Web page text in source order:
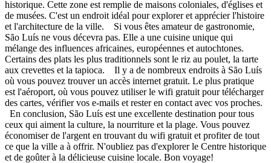
historique. Cette zone est remplie de maisons coloniales, d'églises et
de musées. C'est un endroit idéal pour explorer et apprécier l'histoire
et l'architecture de la ville. Si vous êtes amateur de gastronomie,
São Luís ne vous décevra pas. Elle a une cuisine unique qui
mélange des influences africaines, européennes et autochtones.
Certains des plats les plus traditionnels sont le riz au poulet, la tarte
aux crevettes et la tapioca. Il y a de nombreux endroits à São Luís
où vous pouvez trouver un accès internet gratuit. Le plus pratique
est l'aéroport, où vous pouvez utiliser le wifi gratuit pour télécharger
des cartes, vérifier vos e-mails et rester en contact avec vos proches.
En conclusion, São Luís est une excellente destination pour tous
ceux qui aiment la culture, la nourriture et la plage. Vous pouvez
économiser de l'argent en trouvant du wifi gratuit et profiter de tout
ce que la ville a à offrir. N'oubliez pas d'explorer le Centre historique
et de goûter à la délicieuse cuisine locale. Bon voyage!